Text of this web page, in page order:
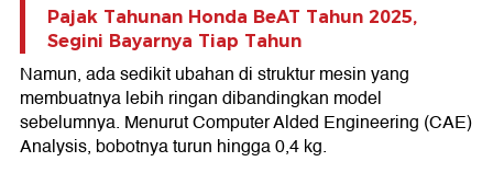
Pajak Tahunan Honda BeAT Tahun 2025,
Segini Bayarnya Tiap Tahun
Namun, ada sedikit ubahan di struktur mesin yang
membuatnya lebih ringan dibandingkan model
sebelumnya. Menurut Computer Alded Engineering (CAE)
Analysis, bobotnya turun hingga 0,4 kg.